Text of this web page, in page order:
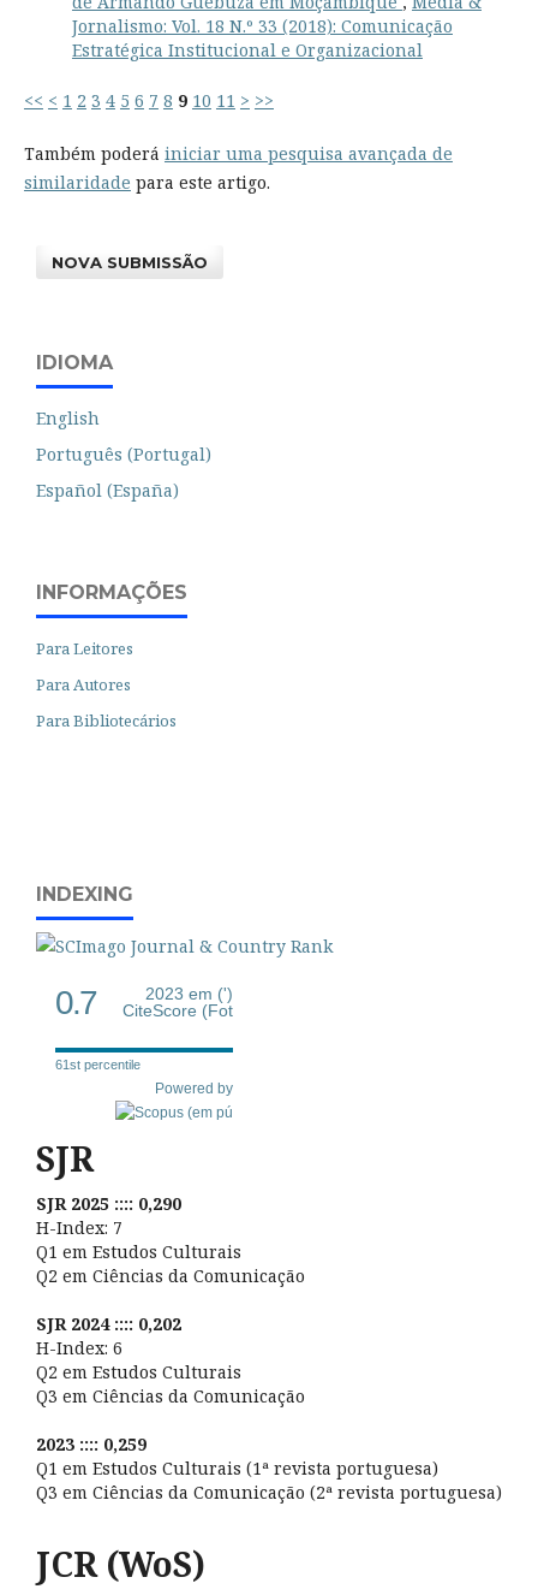
Jornalismo: Vol. 18 N.º 33 (2018): Comunicação
Estratégica Institucional e Organizacional
<< < 1 2 3 4 5 6 7 8 9 10 11 > >>
Também poderá iniciar uma pesquisa avançada de
similaridade para este artigo.
NOVA SUBMISSÃO
IDIOMA
English
Português (Portugal)
Español (España)
INFORMAÇÕES
Para Leitores
Para Autores
Para Bibliotecários
INDEXING
0.7
2023 em (')
CiteScore (Fot
61st percentile
Powered by
SJR
SJR 2025 :::: 0,290
H-Index: 7
Q1 em Estudos Culturais
Q2 em Ciências da Comunicação
SJR 2024 :::: 0,202
H-Index: 6
Q2 em Estudos Culturais
Q3 em Ciências da Comunicação
2023 :::: 0,259
Q1 em Estudos Culturais (1ª revista portuguesa)
Q3 em Ciências da Comunicação (2ª revista portuguesa)
JCR (WoS)